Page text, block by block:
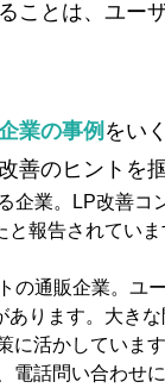
ことは、ユー
業の事例 をい
善のヒントを
企業。LP改善
と報告されてい
の通販企業。ユ
あります​。大き
に活かしています
電話問い合わせ